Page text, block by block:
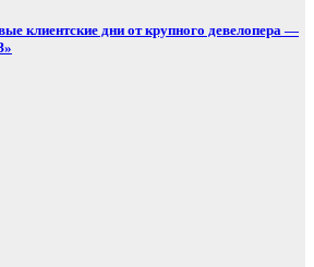
клиентские дни от крупного девелопера —